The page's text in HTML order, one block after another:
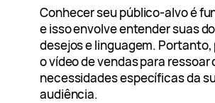
Conhecer seu público-alvo é
e isso envolve entender suas
desejos e linguagem. Portanto,
o vídeo de vendas para ressoar
necessidades específicas da
audiência.